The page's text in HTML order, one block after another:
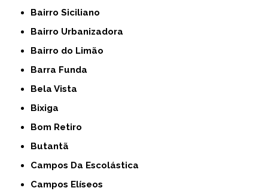
Bairro Siciliano
Bairro Urbanizadora
Bairro do Limão
Barra Funda
Bela Vista
Bixiga
Bom Retiro
Butantã
Campos Da Escolástica
Campos Elíseos